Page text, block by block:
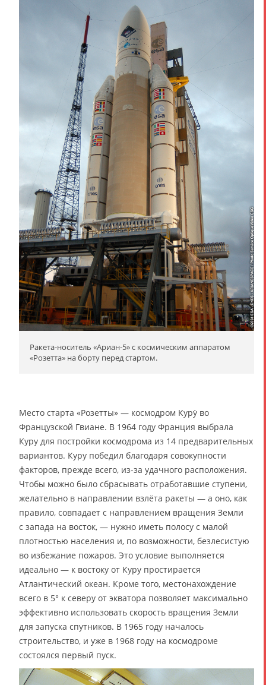
Ракета-носитель «Ариан-5» с космическим аппаратом
«Розетта» на борту перед стартом.
Место старта «Розетты» — космодром Куру́ во
Французской Гвиане. В 1964 году Франция выбрала
Куру для постройки космодрома из 14 предварительных
вариантов. Куру победил благодаря совокупности
факторов, прежде всего, из-за удачного расположения.
Чтобы можно было сбрасывать отработавшие ступени,
желательно в направлении взлёта ракеты — а оно, как
правило, совпадает с направлением вращения Земли
с запада на восток, — нужно иметь полосу с малой
плотностью населения и, по возможности, безлесистую
во избежание пожаров. Это условие выполняется
идеально — к востоку от Куру простирается
Атлантический океан. Кроме того, местонахождение
всего в 5° к северу от экватора позволяет максимально
эффективно использовать скорость вращения Земли
для запуска спутников. В 1965 году началось
строительство, и уже в 1968 году на космодроме
состоялся первый пуск.